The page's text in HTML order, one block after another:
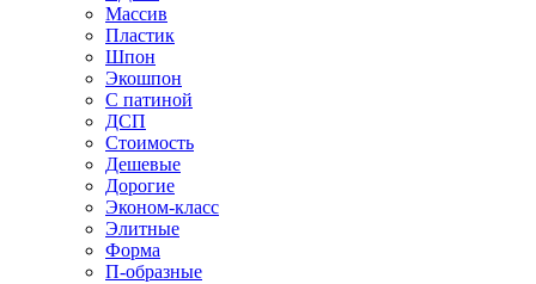
Массив
Пластик
Шпон
Экошпон
С патиной
ДСП
Стоимость
Дешевые
Дорогие
Эконом-класс
Элитные
Форма
П-образные